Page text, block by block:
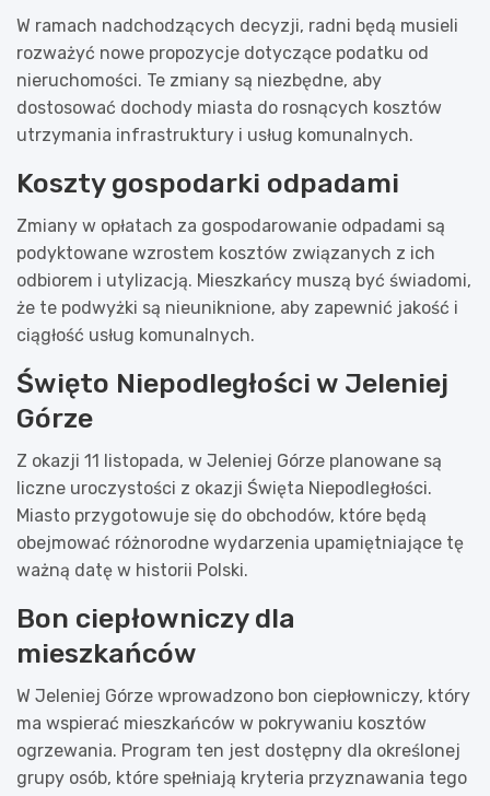
W ramach nadchodzących decyzji, radni będą musieli
rozważyć nowe propozycje dotyczące podatku od
nieruchomości. Te zmiany są niezbędne, aby
dostosować dochody miasta do rosnących kosztów
utrzymania infrastruktury i usług komunalnych.
Koszty gospodarki odpadami
Zmiany w opłatach za gospodarowanie odpadami są
podyktowane wzrostem kosztów związanych z ich
odbiorem i utylizacją. Mieszkańcy muszą być świadomi,
że te podwyżki są nieuniknione, aby zapewnić jakość i
ciągłość usług komunalnych.
Święto Niepodległości w Jeleniej
Górze
Z okazji 11 listopada, w Jeleniej Górze planowane są
liczne uroczystości z okazji Święta Niepodległości.
Miasto przygotowuje się do obchodów, które będą
obejmować różnorodne wydarzenia upamiętniające tę
ważną datę w historii Polski.
Bon ciepłowniczy dla
mieszkańców
W Jeleniej Górze wprowadzono bon ciepłowniczy, który
ma wspierać mieszkańców w pokrywaniu kosztów
ogrzewania. Program ten jest dostępny dla określonej
grupy osób, które spełniają kryteria przyznawania tego